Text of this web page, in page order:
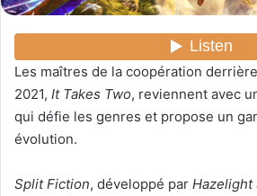
r
i
l
Les maîtres de la coopération
2021, It Takes Two, reviennent avec
qui défie les genres et propose un
évolution.
Split Fiction, développé par Hazelight